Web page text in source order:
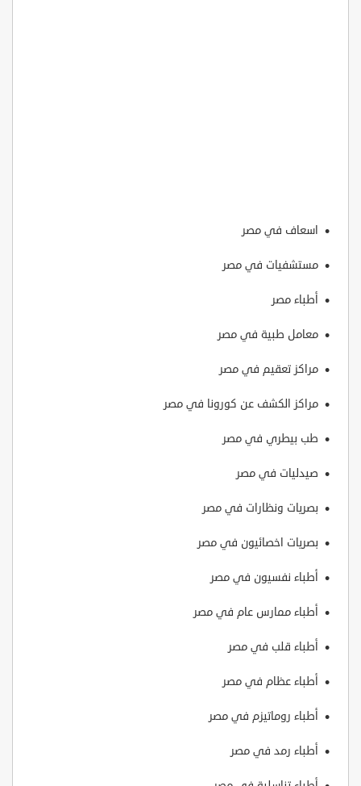
اسعاف في مصر
مستشفيات في مصر
أطباء مصر
معامل طبية في مصر
مراكز تعقيم في مصر
مراكز الكشف عن كورونا في مصر
طب بيطري في مصر
صيدليات في مصر
بصريات ونظارات‎ في مصر
بصريات اخصائيون‎ في مصر
أطباء نفسيون في مصر
أطباء ممارس عام في مصر
أطباء قلب في مصر
أطباء عظام‎ في مصر
أطباء روماتيزم في مصر
أطباء رمد في مصر